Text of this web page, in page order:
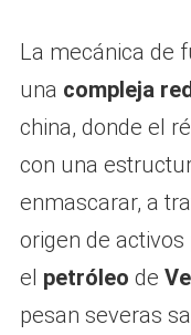
La mecánica de
una compleja
china, donde el
con una
enmascarar, a
origen de activos
el petróleo de
pesan severas